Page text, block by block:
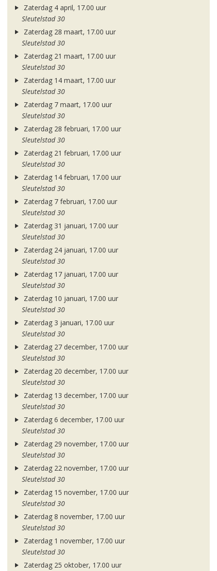
Zaterdag 4 april, 17.00 uur
Sleutelstad 30
Zaterdag 28 maart, 17.00 uur
Sleutelstad 30
Zaterdag 21 maart, 17.00 uur
Sleutelstad 30
Zaterdag 14 maart, 17.00 uur
Sleutelstad 30
Zaterdag 7 maart, 17.00 uur
Sleutelstad 30
Zaterdag 28 februari, 17.00 uur
Sleutelstad 30
Zaterdag 21 februari, 17.00 uur
Sleutelstad 30
Zaterdag 14 februari, 17.00 uur
Sleutelstad 30
Zaterdag 7 februari, 17.00 uur
Sleutelstad 30
Zaterdag 31 januari, 17.00 uur
Sleutelstad 30
Zaterdag 24 januari, 17.00 uur
Sleutelstad 30
Zaterdag 17 januari, 17.00 uur
Sleutelstad 30
Zaterdag 10 januari, 17.00 uur
Sleutelstad 30
Zaterdag 3 januari, 17.00 uur
Sleutelstad 30
Zaterdag 27 december, 17.00 uur
Sleutelstad 30
Zaterdag 20 december, 17.00 uur
Sleutelstad 30
Zaterdag 13 december, 17.00 uur
Sleutelstad 30
Zaterdag 6 december, 17.00 uur
Sleutelstad 30
Zaterdag 29 november, 17.00 uur
Sleutelstad 30
Zaterdag 22 november, 17.00 uur
Sleutelstad 30
Zaterdag 15 november, 17.00 uur
Sleutelstad 30
Zaterdag 8 november, 17.00 uur
Sleutelstad 30
Zaterdag 1 november, 17.00 uur
Sleutelstad 30
Zaterdag 25 oktober, 17.00 uur